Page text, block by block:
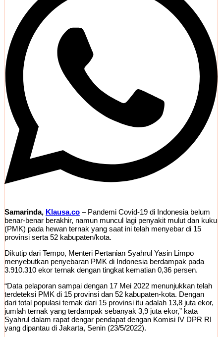
Samarinda, Klausa.co – Pandemi Covid-19 di Indonesia belum
benar-benar berakhir, namun muncul lagi penyakit mulut dan kuku
(PMK) pada hewan ternak yang saat ini telah menyebar di 15
provinsi serta 52 kabupaten/kota.
Dikutip dari Tempo, Menteri Pertanian Syahrul Yasin Limpo
menyebutkan penyebaran PMK di Indonesia berdampak pada
3.910.310 ekor ternak dengan tingkat kematian 0,36 persen.
“Data pelaporan sampai dengan 17 Mei 2022 menunjukkan telah
terdeteksi PMK di 15 provinsi dan 52 kabupaten-kota. Dengan
dari total populasi ternak dari 15 provinsi itu adalah 13,8 juta ekor,
jumlah ternak yang terdampak sebanyak 3,9 juta ekor,” kata
Syahrul dalam rapat dengar pendapat dengan Komisi IV DPR RI
yang dipantau di Jakarta, Senin (23/5/2022).